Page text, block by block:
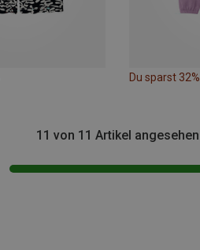
Du sparst 32%
11 von 11 Artikel angesehen